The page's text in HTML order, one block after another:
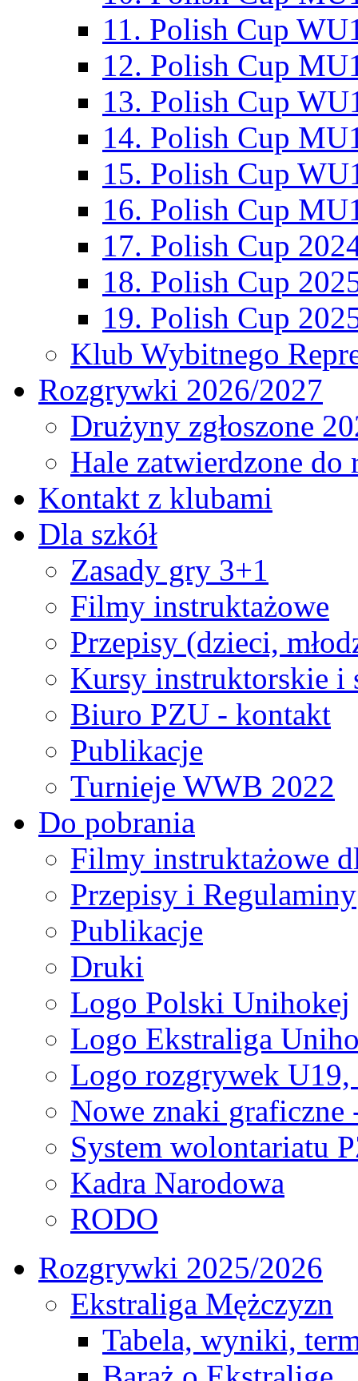
11. Polish Cup
12. Polish Cup
13. Polish Cup
14. Polish Cup
15. Polish Cup
16. Polish Cup
17. Polish Cup
18. Polish Cup
19. Polish Cup
Klub Wybitnego
Rozgrywki 2026/2027
Drużyny zgłoszone
Hale zatwierdzone
Kontakt z klubami
Dla szkół
Zasady gry 3+1
Filmy instruktażowe
Przepisy (dzieci,
Kursy instruktorskie i
Biuro PZU - kontakt
Publikacje
Turnieje WWB 2022
Do pobrania
Filmy instruktażowe
Przepisy i Regulaminy
Publikacje
Druki
Logo Polski Unihokej
Logo Ekstraliga
Logo rozgrywek
Nowe znaki graficzne
System wolontariatu
Kadra Narodowa
RODO
Rozgrywki 2025/2026
Ekstraliga Mężczyzn
Tabela, wyniki,